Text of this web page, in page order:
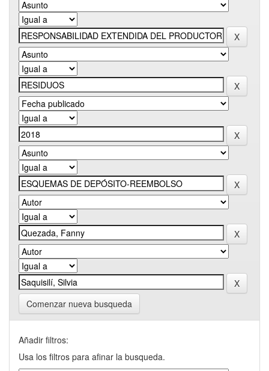
Comenzar nueva busqueda
Añadir filtros:
Usa los filtros para afinar la busqueda.